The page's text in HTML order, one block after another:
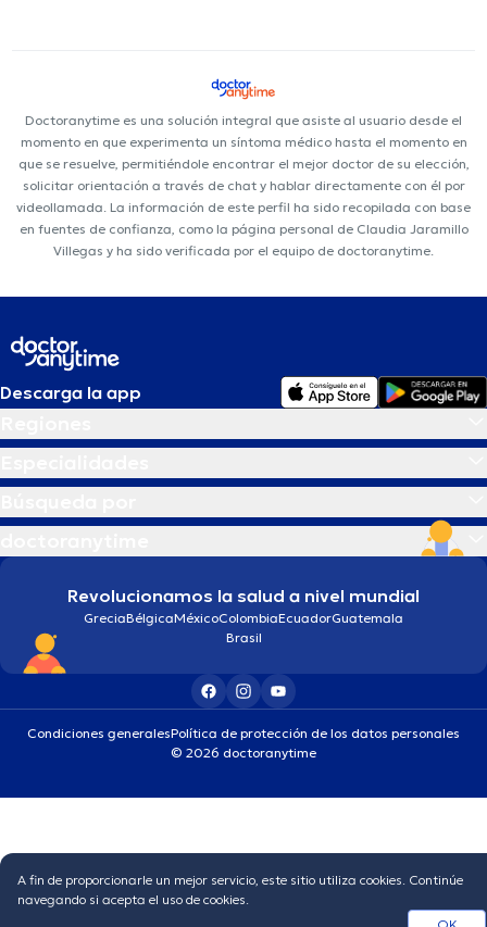
Doctoranytime es una solución integral que asiste al usuario desde el
momento en que experimenta un síntoma médico hasta el momento en
que se resuelve, permitiéndole encontrar el mejor doctor de su elección,
solicitar orientación a través de chat y hablar directamente con él por
videollamada. La información de este perfil ha sido recopilada con base
en fuentes de confianza, como la página personal de Claudia Jaramillo
Villegas y ha sido verificada por el equipo de doctoranytime.
Descarga la app
Revolucionamos la salud a nivel mundial
GreciaBélgicaMéxicoColombiaEcuadorGuatemala
Brasil
Condiciones generalesPolítica de protección de los datos personales
© 2026 doctoranytime
A fin de proporcionarle un mejor servicio, este sitio utiliza cookies. Continúe
navegando si acepta el uso de cookies.